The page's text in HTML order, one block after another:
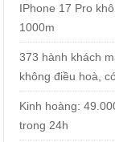
IPhone 17 Pro
1000m
373 hành khách
không điều hoà,
Kinh hoàng:
trong 24h